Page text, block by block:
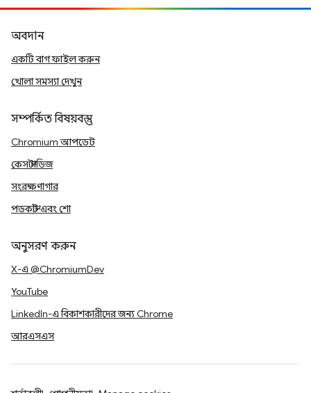
অবদান
একটি বাগ ফাইল করুন
খোলা সমস্যা দেখুন
সম্পর্কিত বিষয়বস্তু
Chromium আপডেট
কেস স্টাডিজ
সংরক্ষণাগার
পডকাস্ট এবং শো
অনুসরণ করুন
X-এ @ChromiumDev
YouTube
LinkedIn-এ বিকাশকারীদের জন্য Chrome
আরএসএস